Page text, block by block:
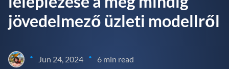
jövedelmező üzleti modellről
• Jun 24, 2024 • 6 min read